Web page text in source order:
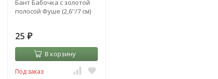
Бант Бабочка с золотой
полосой Фуше (2,6''/7 см)
25 ₽
В корзину
Под заказ